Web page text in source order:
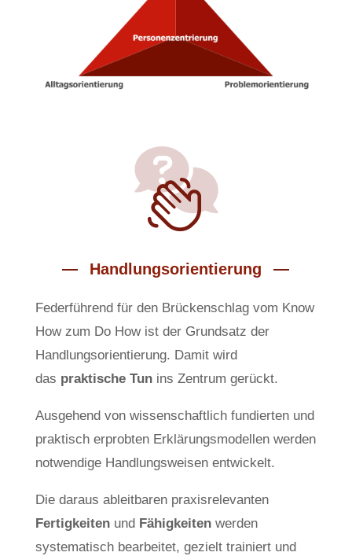
Handlungsorientierung
Federführend für den Brückenschlag vom Know
How zum Do How ist der Grundsatz der
Handlungsorientierung. Damit wird
das praktische Tunins Zentrum gerückt.
Ausgehend von wissenschaftlich fundierten und
praktisch erprobten Erklärungsmodellen werden
notwendige Handlungsweisen entwickelt.
Die daraus ableitbaren praxisrelevanten
Fertigkeitenund Fähigkeitenwerden
systematisch bearbeitet, gezielt trainiert und